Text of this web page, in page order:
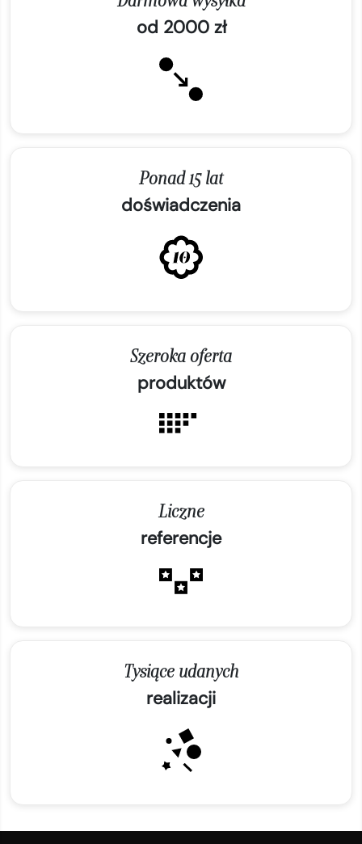
od 2000 zł
Ponad 15 lat
doświadczenia
Szeroka oferta
produktów
Liczne
referencje
Tysiące udanych
realizacji